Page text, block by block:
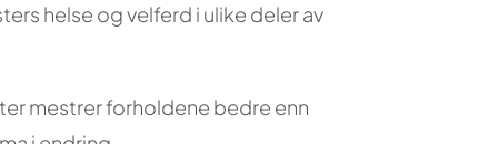
helse og velferd i ulike deler av
mestrer forholdene bedre enn